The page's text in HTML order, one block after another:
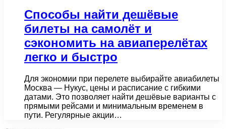
Способы найти дешёвые
билеты на самолёт и
сэкономить на авиаперелётах
легко и быстро
Для экономии при перелете выбирайте авиабилеты
Москва — Нукус, цены и расписание с гибкими
датами. Это позволяет найти дешёвые варианты с
прямыми рейсами и минимальным временем в
пути. Регулярные акции…